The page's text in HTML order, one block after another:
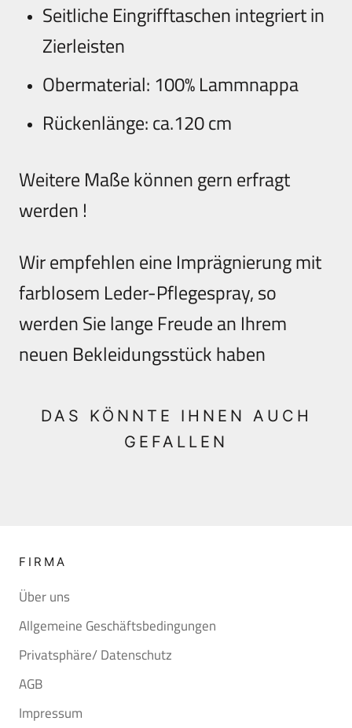
Seitliche Eingrifftaschen integriert in
Zierleisten
Obermaterial: 100% Lammnappa
Rückenlänge: ca.120 cm
Weitere Maße können gern erfragt
werden !
Wir empfehlen eine Imprägnierung mit
farblosem Leder-Pflegespray, so
werden Sie lange Freude an Ihrem
neuen Bekleidungsstück haben
DAS KÖNNTE IHNEN AUCH
GEFALLEN
FIRMA
Über uns
Allgemeine Geschäftsbedingungen
Privatsphäre/ Datenschutz
AGB
Impressum